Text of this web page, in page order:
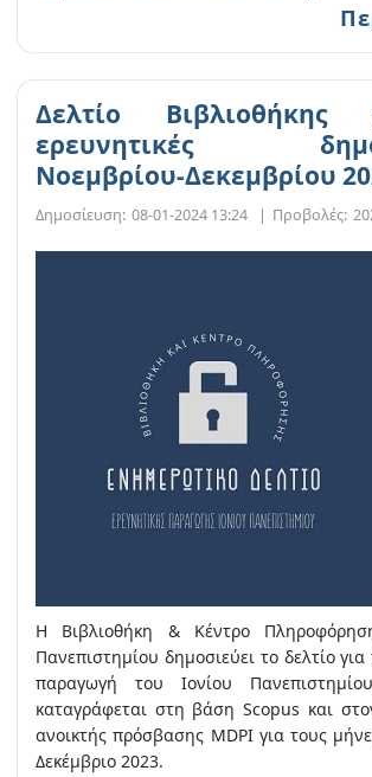
Δελτίο
ερευνητικές
Νοεμβρίου-Δεκεμβρίου
Δημοσίευση: 08-01-2024 13:24 | Προβολές:
Η Βιβλιοθήκη & Κέντρο
Πανεπιστημίου δημοσιεύει το δελτίο
παραγωγή του Ιονίου
καταγράφεται στη βάση Scopus και
ανοικτής πρόσβασης MDPI για τους
Δεκέμβριο 2023.